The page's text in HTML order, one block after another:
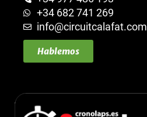
+34 682 741 269
info@circuitcalafat.com
Hablemos